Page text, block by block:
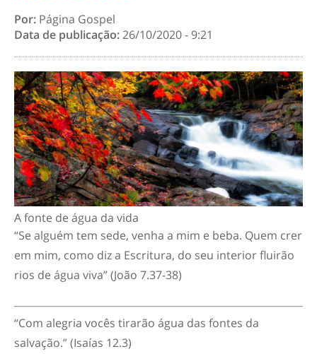
Por: Página Gospel
Data de publicação:26/10/2020 - 9:21
A fonte de água da vida
“Se alguém tem sede, venha a mim e beba. Quem crer
em mim, como diz a Escritura, do seu interior fluirão
rios de água viva” (João 7.37-38)
“Com alegria vocês tirarão água das fontes da
salvação.”(Isaías 12.3)